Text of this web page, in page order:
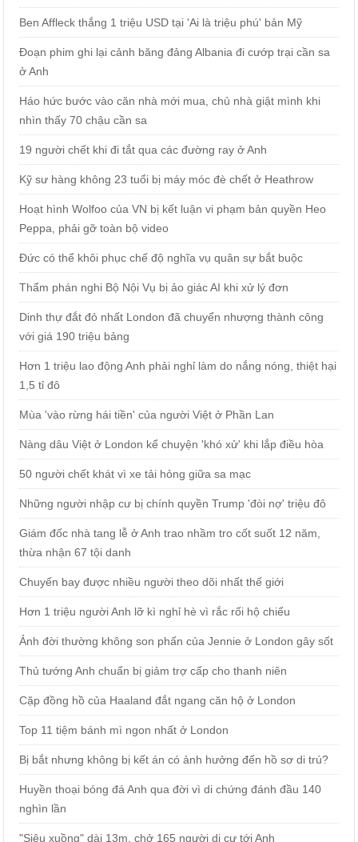
Ben Affleck thắng 1 triệu USD tại 'Ai là triệu phú' bản Mỹ
Đoạn phim ghi lại cảnh băng đảng Albania đi cướp trại cần sa
ở Anh
Háo hức bước vào căn nhà mới mua, chủ nhà giật mình khi
nhìn thấy 70 chậu cần sa
19 người chết khi đi tắt qua các đường ray ở Anh
Kỹ sư hàng không 23 tuổi bị máy móc đè chết ở Heathrow
Hoạt hình Wolfoo của VN bị kết luận vi phạm bản quyền Heo
Peppa, phải gỡ toàn bộ video
Đức có thể khôi phục chế độ nghĩa vụ quân sự bắt buộc
Thẩm phán nghi Bộ Nội Vụ bị ảo giác AI khi xử lý đơn
Dinh thự đắt đỏ nhất London đã chuyển nhượng thành công
với giá 190 triệu bảng
Hơn 1 triệu lao động Anh phải nghỉ làm do nắng nóng, thiệt hại
1,5 tỉ đô
Mùa 'vào rừng hái tiền' của người Việt ở Phần Lan
Nàng dâu Việt ở London kể chuyện 'khó xử' khi lắp điều hòa
50 người chết khát vì xe tải hỏng giữa sa mạc
Những người nhập cư bị chính quyền Trump 'đòi nợ' triệu đô
Giám đốc nhà tang lễ ở Anh trao nhầm tro cốt suốt 12 năm,
thừa nhận 67 tội danh
Chuyến bay được nhiều người theo dõi nhất thế giới
Hơn 1 triệu người Anh lỡ kì nghỉ hè vì rắc rối hộ chiếu
Ảnh đời thường không son phấn của Jennie ở London gây sốt
Thủ tướng Anh chuẩn bị giảm trợ cấp cho thanh niên
Cặp đồng hồ của Haaland đắt ngang căn hộ ở London
Top 11 tiệm bánh mì ngon nhất ở London
Bị bắt nhưng không bị kết án có ảnh hưởng đến hồ sơ di trú?
Huyền thoại bóng đá Anh qua đời vì di chứng đánh đầu 140
nghìn lần
"Siêu xuồng" dài 13m, chở 165 người di cư tới Anh